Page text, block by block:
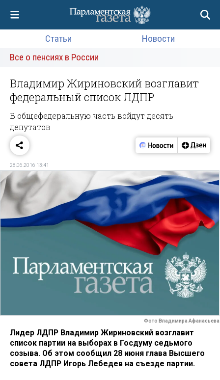
Статьи
Новости
Все о пенсиях в России
Владимир Жириновский возглавит
федеральный список ЛДПР
В общефедеральную часть войдут десять
депутатов
28.06.2016 13:41
Фото Владимира Афанасьева
Лидер ЛДПР Владимир Жириновский возглавит
список партии на выборах в Госдуму седьмого
созыва. Об этом сообщил 28 июня глава Высшего
совета ЛДПР Игорь Лебедев на съезде партии.